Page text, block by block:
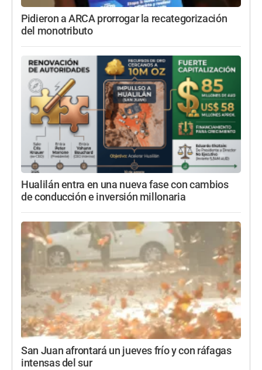
Pidieron a ARCA prorrogar la recategorización
del monotributo
Hualilán entra en una nueva fase con cambios
de conducción e inversión millonaria
San Juan afrontará un jueves frío y con ráfagas
intensas del sur